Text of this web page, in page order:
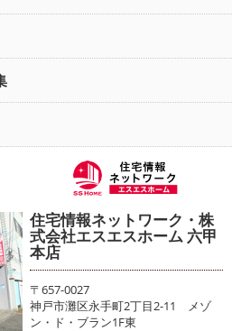
住宅情報ネットワーク・株
式会社エスエスホーム 六甲
本店
〒657-0027
神戸市灘区永手町2丁目2-11 メゾ
ン・ド・ブラン1F東